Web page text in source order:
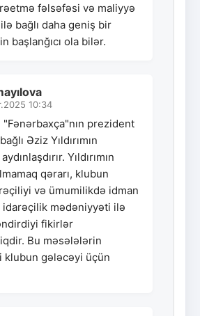
fəlsəfəsi və maliyyə
ilə bağlı daha geniş bir
başlanğıcı ola bilər.
10:34
"Fənərbaxça"nın prezident
Əziz Yıldırımın
Yıldırımın
qərarı, klubun
və ümumilikdə idman
idarəçilik mədəniyyəti ilə
fikirlər
Bu məsələlərin
klubun gələcəyi üçün